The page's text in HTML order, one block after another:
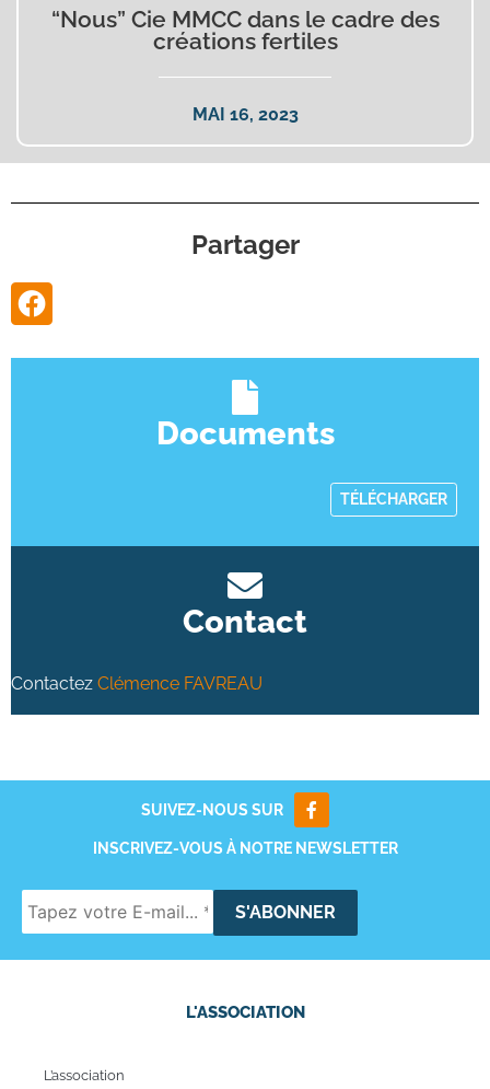
“Nous” Cie MMCC dans le cadre des
créations fertiles
MAI 16, 2023
Partager
Documents
TÉLÉCHARGER
Contact
Contactez Clémence FAVREAU
SUIVEZ-NOUS SUR
INSCRIVEZ-VOUS À NOTRE NEWSLETTER
L'ASSOCIATION
L’association